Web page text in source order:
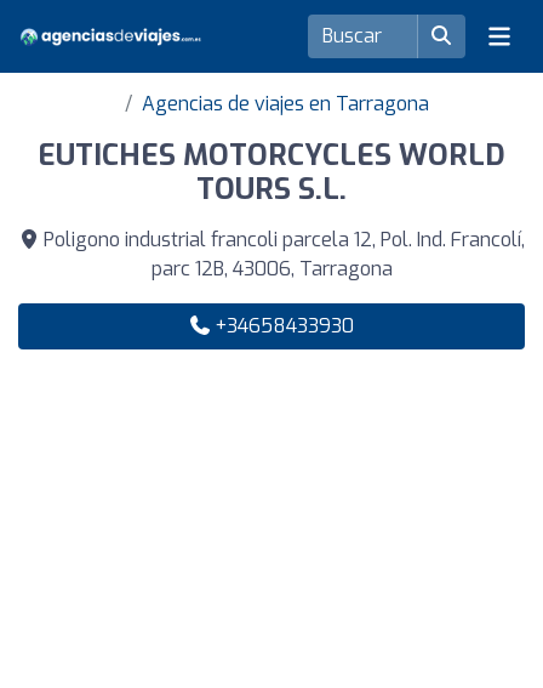
Agencias de viajes en Tarragona
EUTICHES MOTORCYCLES WORLD
TOURS S.L.
Poligono industrial francoli parcela 12, Pol. Ind. Francolí,
parc 12B, 43006, Tarragona
+34658433930